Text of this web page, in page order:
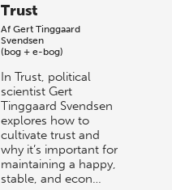
Trust
AfGert Tinggaard
Svendsen
(bog + e-bog)
In Trust, political
scientist Gert
Tinggaard Svendsen
explores how to
cultivate trust and
why it’s important for
maintaining a happy,
stable, and econ…